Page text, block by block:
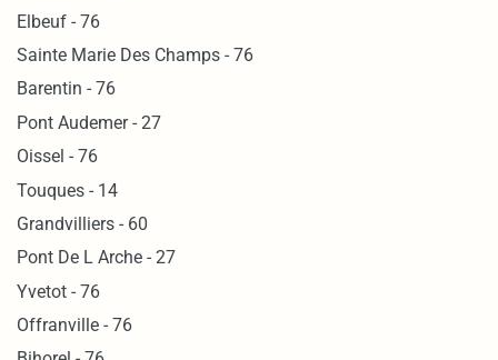
Elbeuf - 76
Sainte Marie Des Champs - 76
Barentin - 76
Pont Audemer - 27
Oissel - 76
Touques - 14
Grandvilliers - 60
Pont De L Arche - 27
Yvetot - 76
Offranville - 76